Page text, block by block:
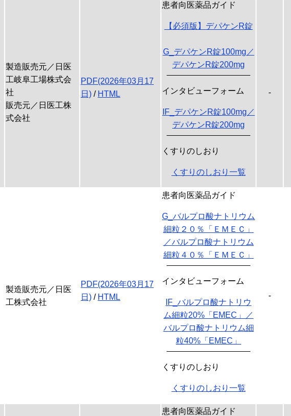
製造販売元／日医
工岐阜工場株式会
社
販売元／日医工株
式会社
PDF(2026年03月17
日) / HTML
患者向医薬品ガイド
【必須版】デパケンR錠
G_デパケンR錠100mg／
デパケンR錠200mg
インタビューフォーム
IF_デパケンR錠100mg／
デパケンR錠200mg
くすりのしおり
くすりのしおり一覧
-
製造販売元／日医
工株式会社
PDF(2026年03月17
日) / HTML
患者向医薬品ガイド
G_バルプロ酸ナトリウム
細粒２０％「ＥＭＥＣ」
／バルプロ酸ナトリウム
細粒４０％「ＥＭＥＣ」
インタビューフォーム
IF_バルプロ酸ナトリウ
ム細粒20%「EMEC」／
バルプロ酸ナトリウム細
粒40%「EMEC」
くすりのしおり
くすりのしおり一覧
-
患者向医薬品ガイド